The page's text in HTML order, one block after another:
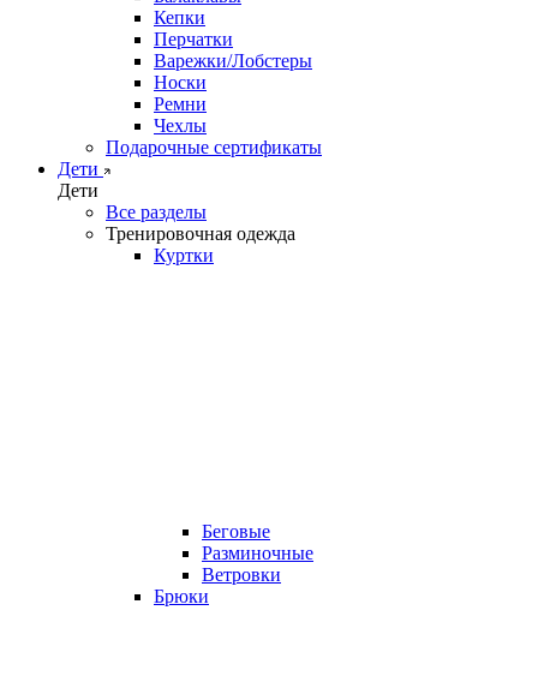
Кепки
Перчатки
Варежки/Лобстеры
Носки
Ремни
Чехлы
Подарочные сертификаты
Дети
Дети
Все разделы
Тренировочная одежда
Куртки
Беговые
Разминочные
Ветровки
Брюки